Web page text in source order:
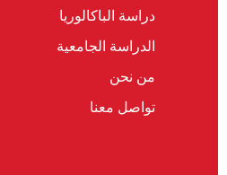
دراسة الباكالوريا
الدراسة الجامعية
من نحن
تواصل معنا